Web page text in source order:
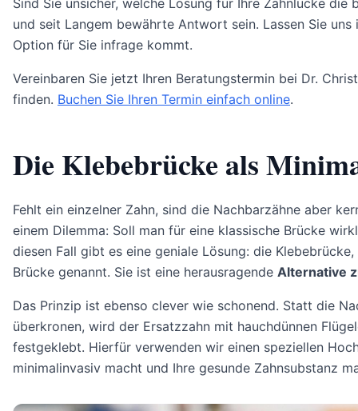
Sind Sie unsicher, welche Lösung für Ihre Zahnlücke
und seit Langem bewährte Antwort sein. Lassen Sie
Option für Sie infrage kommt.
Vereinbaren Sie jetzt Ihren Beratungstermin bei Dr.
finden. Buchen Sie Ihren Termin einfach online.
Die Klebebrücke als
Fehlt ein einzelner Zahn, sind die Nachbarzähne aber
einem Dilemma: Soll man für eine klassische Brücke
diesen Fall gibt es eine geniale Lösung: die
Brücke genannt. Sie ist eine herausragende Alternative
Das Prinzip ist ebenso clever wie schonend. Statt die
überkronen, wird der Ersatzzahn mit hauchdünnen
festgeklebt. Hierfür verwenden wir einen speziellen
minimalinvasiv macht und Ihre gesunde Zahnsubstanz